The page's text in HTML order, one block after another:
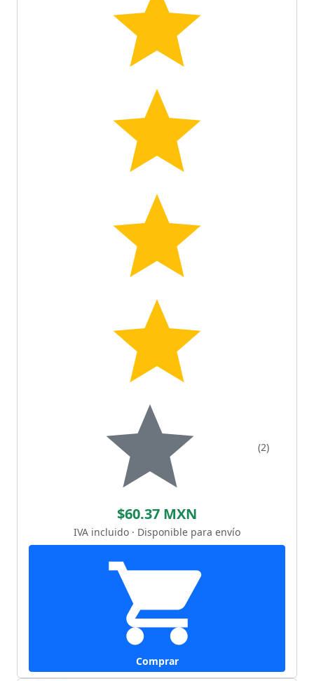
(2)
$60.37 MXN
IVA incluido · Disponible para envío
Comprar